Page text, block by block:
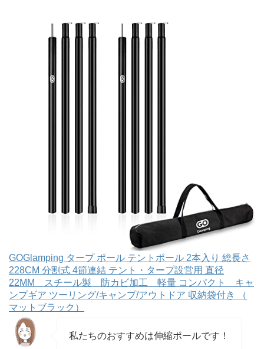
GOGlamping タープ ポール テントポール 2本入り 総長さ
228CM 分割式 4節連結 テント・タープ設営用 直径
22MM スチール製 防カビ加工 軽量 コンパクト キャ
ンプギア ツーリング/キャンプ/アウトドア 収納袋付き （
マットブラック）
私たちのおすすめは伸縮ポールです！